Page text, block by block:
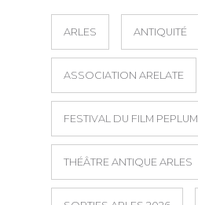
ARLES ANTIQUITÉ
ASSOCIATION ARELATE
FESTIVAL DU FILM PEPLUM
THÉÂTRE ANTIQUE ARLES